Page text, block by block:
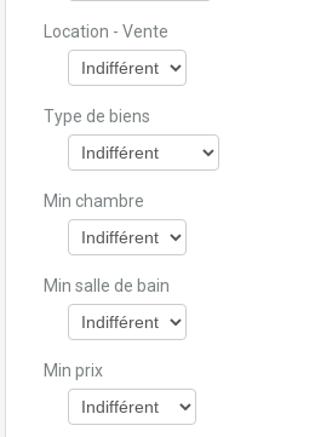
Location - Vente
Type de biens
Min chambre
Min salle de bain
Min prix